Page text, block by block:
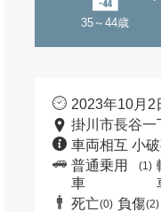
35～44歳
2023年10月2
掛川市長谷一
車両相互 小
普通乗用
車
(1)
死亡(0) 負傷(2)